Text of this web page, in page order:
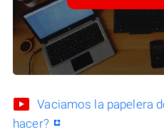
Vaciamos la papelera
hacer?